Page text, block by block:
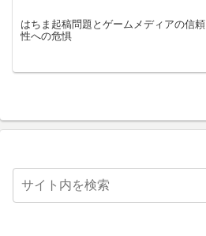
はちま起稿問題とゲームメディアの信頼
性への危惧